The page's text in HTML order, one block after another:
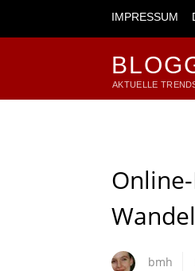
IMPRESSUM
AKTUELLE
bmh